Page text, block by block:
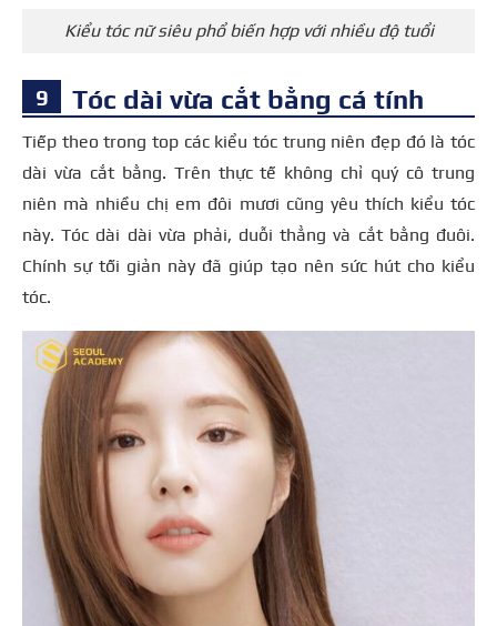
Kiểu tóc nữ siêu phổ biến hợp với nhiều độ tuổi
Tóc dài vừa cắt bằng cá tính
Tiếp theo trong top các kiểu tóc trung niên đẹp đó là tóc
dài vừa cắt bằng. Trên thực tế không chỉ quý cô trung
niên mà nhiều chị em đôi mươi cũng yêu thích kiểu tóc
này. Tóc dài dài vừa phải, duỗi thẳng và cắt bằng đuôi.
Chính sự tối giản này đã giúp tạo nên sức hút cho kiểu
tóc.